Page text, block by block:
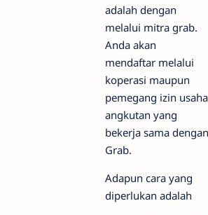
adalah dengan
melalui mitra grab.
Anda akan
mendaftar melalui
koperasi maupun
pemegang izin usaha
angkutan yang
bekerja sama dengan
Grab.
Adapun cara yang
diperlukan adalah